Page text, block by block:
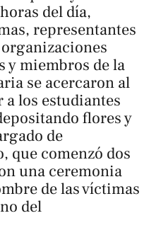
del día,
representantes
y miembros de la
se acercaron al
los estudiantes
flores y
de
que comenzó dos
una ceremonia
de las víctimas
del